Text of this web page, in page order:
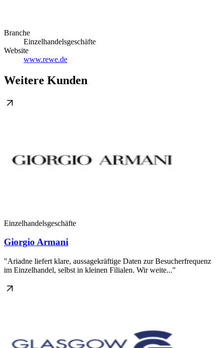
Branche
Einzelhandelsgeschäfte
Website
www.rewe.de
Weitere Kunden
Einzelhandelsgeschäfte
Giorgio Armani
"Ariadne liefert klare, aussagekräftige Daten zur Besucherfrequenz
im Einzelhandel, selbst in kleinen Filialen. Wir weite..."